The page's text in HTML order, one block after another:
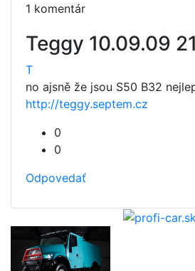
1 komentár
Teggy 10.09.09
T
no ajsně že jsou S50 B32
http://teggy.septem.cz
0
0
Odpovedať